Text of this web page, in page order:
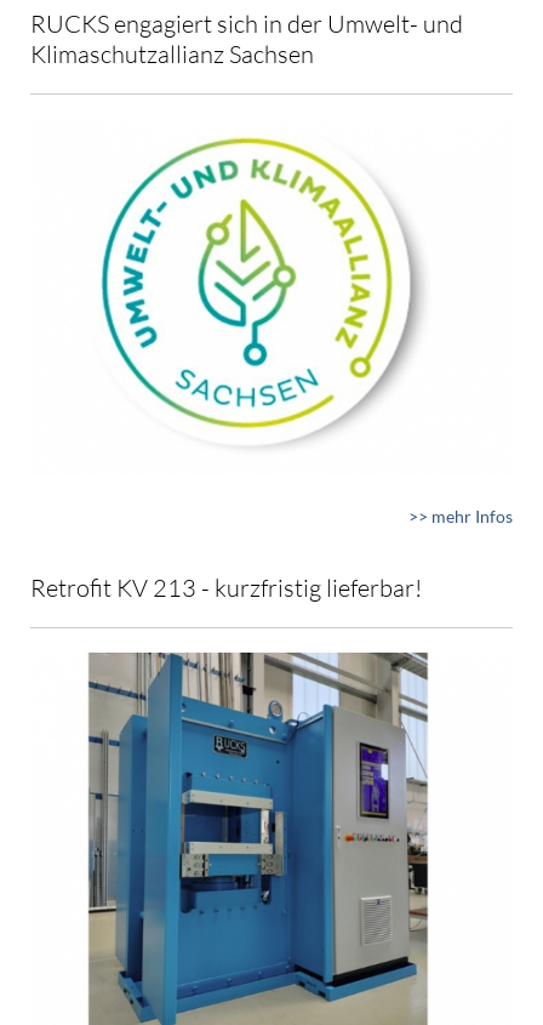
RUCKS engagiert sich in der Umwelt- und
Klimaschutzallianz Sachsen
>> mehr Infos
Retrofit KV 213 - kurzfristig lieferbar!